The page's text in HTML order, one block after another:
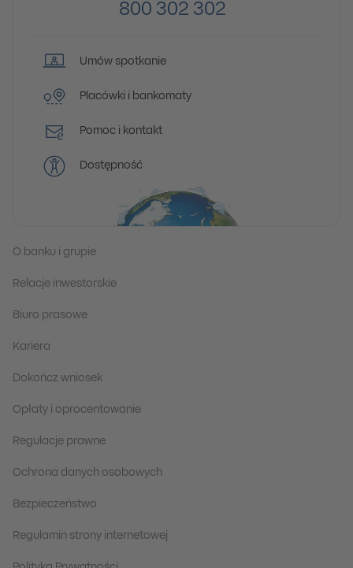
800 302 302
Umów spotkanie
Placówki i bankomaty
Pomoc i kontakt
Dostępność
O banku i grupie
Relacje inwestorskie
Biuro prasowe
Kariera
Dokończ wniosek
Opłaty i oprocentowanie
Regulacje prawne
Ochrona danych osobowych
Bezpieczeństwo
Regulamin strony internetowej